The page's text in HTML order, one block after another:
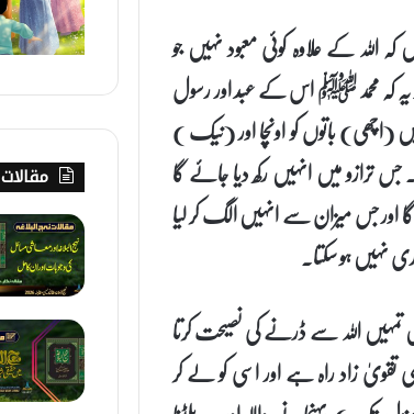
اللہ کے علاوہ کوئی معبود نہیں جو
کہ محمد ﷺ اس کے عبد اور رسول
(اچھی) باتوں کو اونچا اور (نیک )
جس ترازو میں انہیں رکھ دیا جائے گا
اور جس میزان سے انہیں الگ کر لیا
نہیں ہو سکتا۔
اللہ سے ڈرنے کی نصیحت کرتا
زاد راہ ہے اور اسی کو لے کر
مقالات